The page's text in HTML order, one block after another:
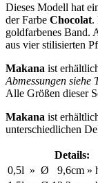
Dieses Modell hat
der Farbe Chocolat.
goldfarbenes Band.
aus vier stilisierten
Makana ist
Abmessungen siehe
Alle Größen dieser
Makana ist
unterschiedlichen
Details:
0,5l » Ø 9,6cm »